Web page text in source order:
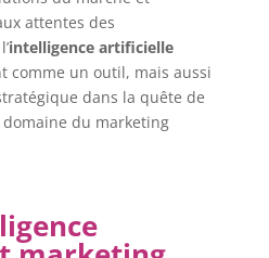
attentes des
intelligence artificielle
comme un outil, mais aussi
dans la quête de
domaine du marketing